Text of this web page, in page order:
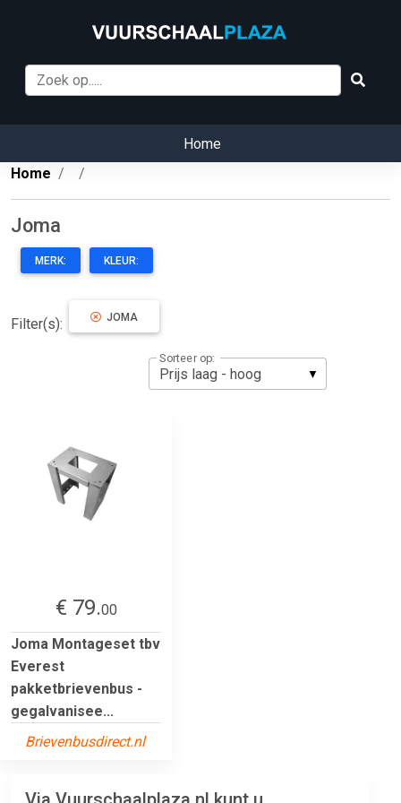
Home
Home
Joma
MERK: KLEUR:
Filter(s): JOMA
Sorteer op:
€ 79.00
Joma Montageset tbv
Everest
pakketbrievenbus -
gegalvanisee...
Brievenbusdirect.nl